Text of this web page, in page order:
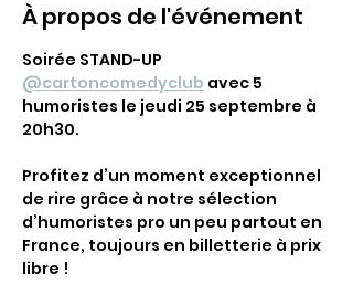
À propos de l'événement
Soirée STAND-UP
@cartoncomedyclub avec 5
humoristes le jeudi 25 septembre à
20h30.
Profitez d’un moment exceptionnel
de rire grâce à notre sélection
d’humoristes pro un peu partout en
France, toujours en billetterie à prix
libre !